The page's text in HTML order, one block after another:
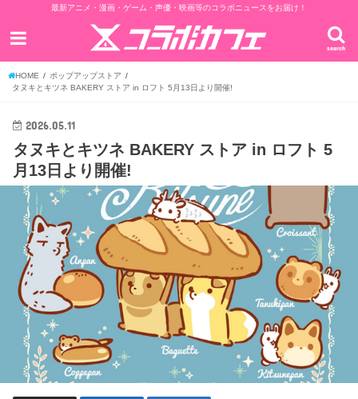
最新アニメ・漫画・ゲーム・声優・映画等のコラボニュースをお届け！
search
HOME
ポップアップストア
タヌキとキツネ BAKERY ストア in ロフト 5月13日より開催!
2026.05.11
タヌキとキツネ BAKERY ストア in ロフト 5
月13日より開催!